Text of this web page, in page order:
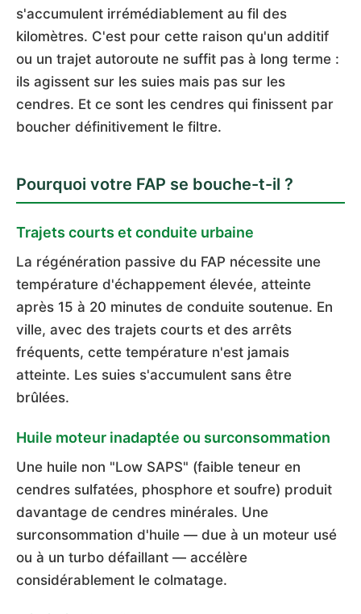
s'accumulent irrémédiablement au fil des
kilomètres. C'est pour cette raison qu'un additif
ou un trajet autoroute ne suffit pas à long terme :
ils agissent sur les suies mais pas sur les
cendres. Et ce sont les cendres qui finissent par
boucher définitivement le filtre.
Pourquoi votre FAP se bouche-t-il ?
Trajets courts et conduite urbaine
La régénération passive du FAP nécessite une
température d'échappement élevée, atteinte
après 15 à 20 minutes de conduite soutenue. En
ville, avec des trajets courts et des arrêts
fréquents, cette température n'est jamais
atteinte. Les suies s'accumulent sans être
brûlées.
Huile moteur inadaptée ou surconsommation
Une huile non "Low SAPS" (faible teneur en
cendres sulfatées, phosphore et soufre) produit
davantage de cendres minérales. Une
surconsommation d'huile — due à un moteur usé
ou à un turbo défaillant — accélère
considérablement le colmatage.